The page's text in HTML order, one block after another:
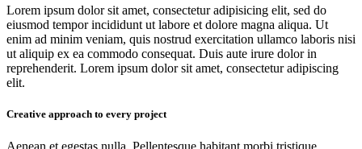
Lorem ipsum dolor sit amet, consectetur adipisicing elit, sed do
eiusmod tempor incididunt ut labore et dolore magna aliqua. Ut
enim ad minim veniam, quis nostrud exercitation ullamco laboris nisi
ut aliquip ex ea commodo consequat. Duis aute irure dolor in
reprehenderit. Lorem ipsum dolor sit amet, consectetur adipiscing
elit.
Creative approach to every project
Aenean et egestas nulla. Pellentesque habitant morbi tristique